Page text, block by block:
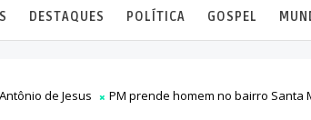
DESTAQUES POLÍTICA GOSPEL
de Jesus
PM prende homem no bairro Santa